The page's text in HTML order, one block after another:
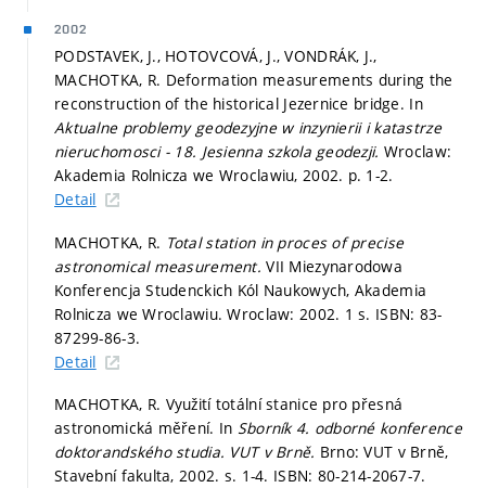
2002
PODSTAVEK, J., HOTOVCOVÁ, J., VONDRÁK, J.,
MACHOTKA, R. Deformation measurements during the
reconstruction of the historical Jezernice bridge. In
Aktualne problemy geodezyjne w inzynierii i katastrze
nieruchomosci - 18. Jesienna szkola geodezji. Wroclaw:
Akademia Rolnicza we Wroclawiu, 2002. p. 1-2.
Detail
MACHOTKA, R. Total station in proces of precise
astronomical measurement.VII Miezynarodowa
Konferencja Studenckich Kól Naukowych, Akademia
Rolnicza we Wroclawiu. Wroclaw: 2002. 1 s. ISBN: 83-
87299-86-3.
Detail
MACHOTKA, R. Využití totální stanice pro přesná
astronomická měření. In Sborník 4. odborné konference
doktorandského studia. VUT v Brně. Brno: VUT v Brně,
Stavební fakulta, 2002. s. 1-4. ISBN: 80-214-2067-7.